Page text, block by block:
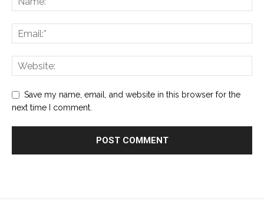
Save my name, email, and website in this browser for the
next time I comment.